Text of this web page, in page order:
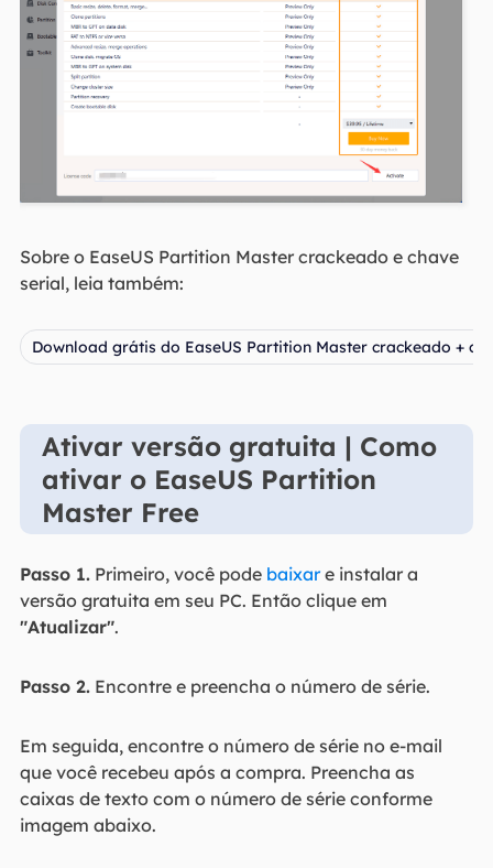
Sobre o EaseUS Partition Master crackeado e chave
serial, leia também:
Download grátis do EaseUS Partition Master crackeado +
Ativar versão gratuita | Como
ativar o EaseUS Partition
Master Free
Passo 1.Primeiro, você pode baixare instalar a
versão gratuita em seu PC. Então clique em
"Atualizar".
Passo 2.Encontre e preencha o número de série.
Em seguida, encontre o número de série no e-mail
que você recebeu após a compra. Preencha as
caixas de texto com o número de série conforme
imagem abaixo.